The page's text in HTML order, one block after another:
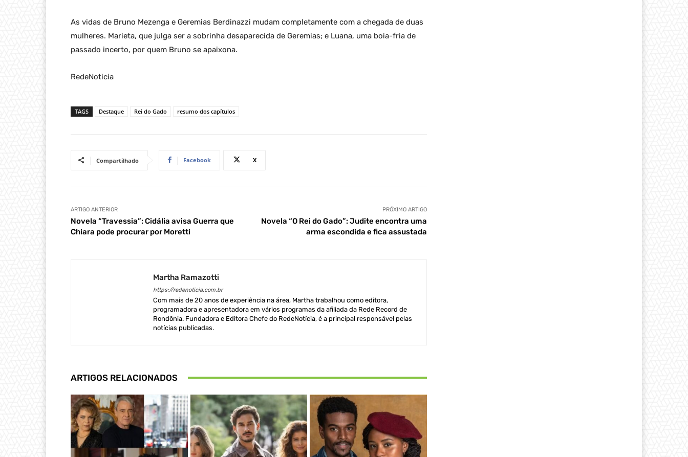
As vidas de Bruno Mezenga e Geremias Berdinazzi mudam completamente com a chegada de duas
mulheres. Marieta, que julga ser a sobrinha desaparecida de Geremias; e Luana, uma boia-fria de
passado incerto, por quem Bruno se apaixona.
RedeNoticia
TAGS Destaque Rei do Gado resumo dos capítulos
Compartilhado Facebook X
ARTIGO ANTERIOR
Novela “Travessia”: Cidália avisa Guerra que
Chiara pode procurar por Moretti
PRÓXIMO ARTIGO
Novela “O Rei do Gado”: Judite encontra uma
arma escondida e fica assustada
Martha Ramazotti
https://redenoticia.com.br
Com mais de 20 anos de experiência na área, Martha trabalhou como editora,
programadora e apresentadora em vários programas da afiliada da Rede Record de
Rondônia. Fundadora e Editora Chefe do RedeNotícia, é a principal responsável pelas
notícias publicadas.
ARTIGOS RELACIONADOS